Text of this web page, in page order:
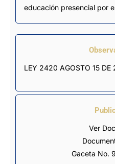
educación presencial por
LEY 2420 AGOSTO 15 DE
Ver
Gaceta No.